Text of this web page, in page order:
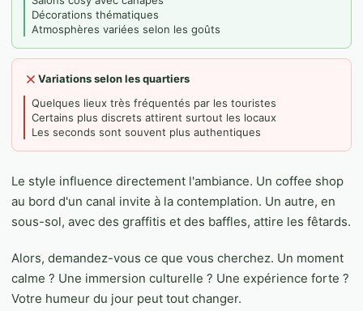
Décorations thématiques
Atmosphères variées selon les goûts
Variations selon les quartiers
Quelques lieux très fréquentés par les touristes
Certains plus discrets attirent surtout les locaux
Les seconds sont souvent plus authentiques
Le style influence directement l'ambiance. Un coffee shop
au bord d'un canal invite à la contemplation. Un autre, en
sous-sol, avec des graffitis et des baffles, attire les fêtards.
Alors, demandez-vous ce que vous cherchez. Un moment
calme ? Une immersion culturelle ? Une expérience forte ?
Votre humeur du jour peut tout changer.